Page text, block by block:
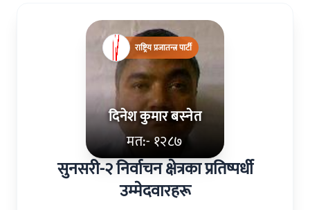
दिने‍श कुमार बस्‍नेत
मत:- १२८७
राष्ट्रिय प्रजातन्त्र पार्टी
सुनसरी-२ निर्वाचन क्षेत्रका प्रतिष्पर्धी
उम्मेदवारहरू